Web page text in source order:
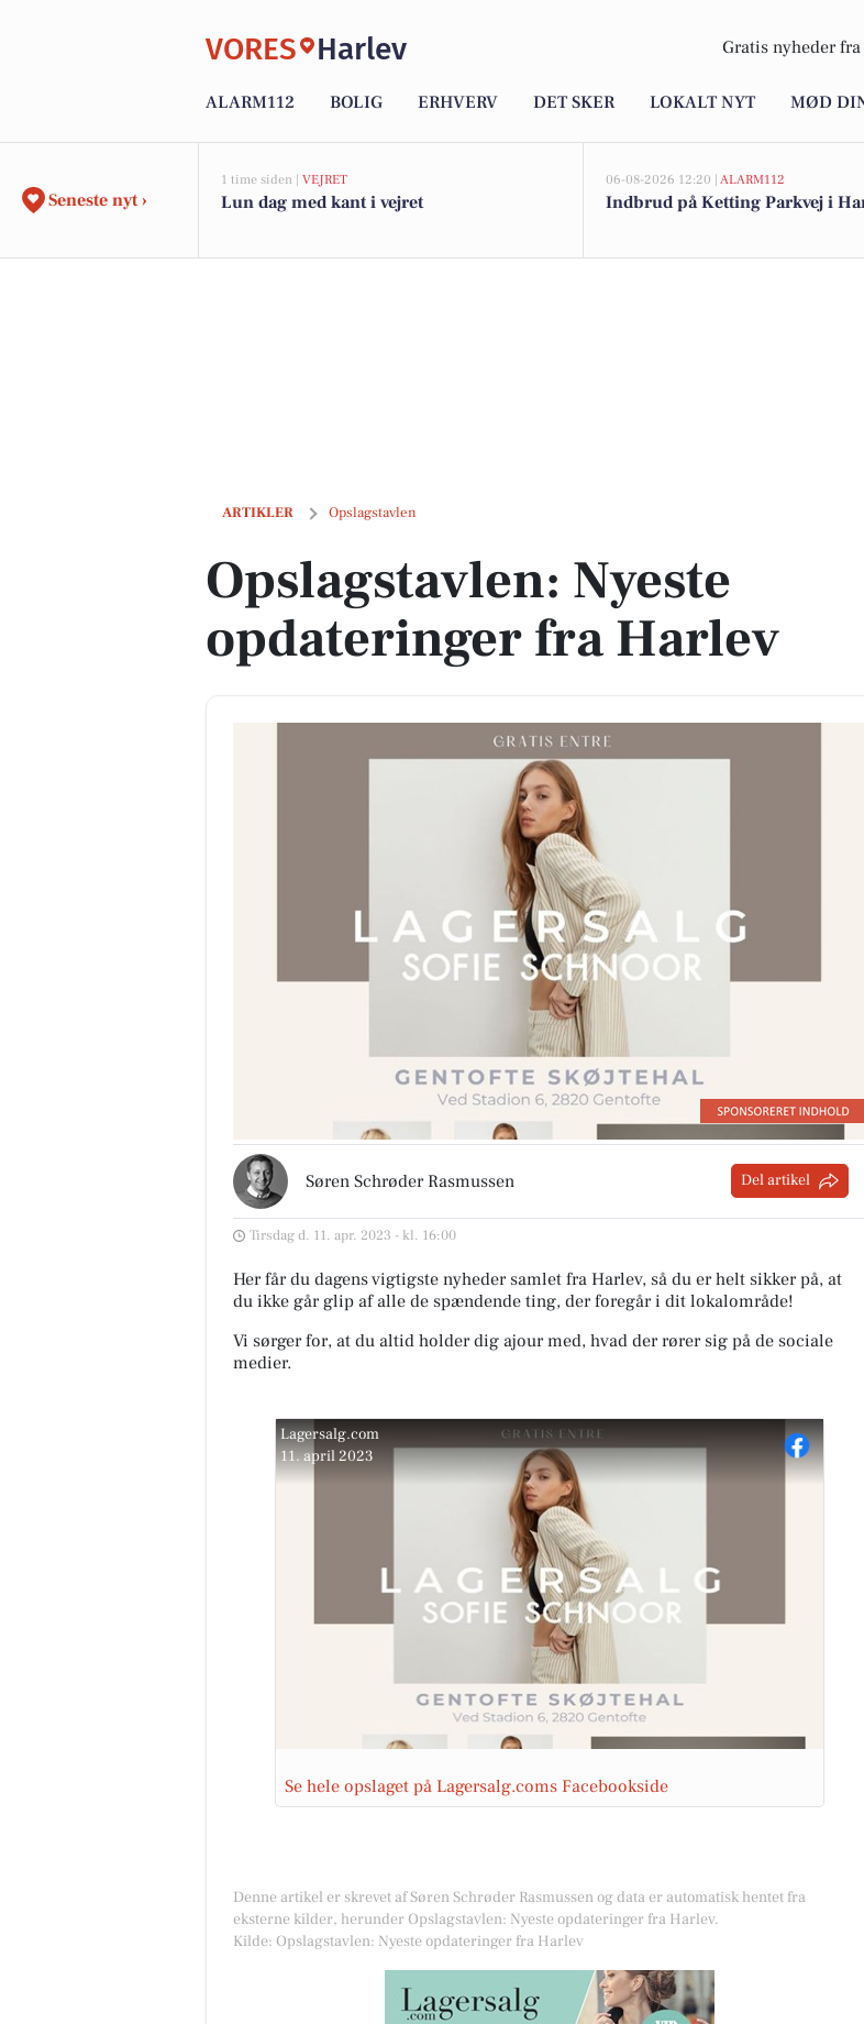
VORES Harlev Gratis nyheder fra
ALARM112 BOLIG ERHVERV DET SKER LOKALT NYT MØD
Seneste nyt ›
1 time siden | VEJRET
Lun dag med kant i vejret
06-08-2026 12:20 | ALARM112
Indbrud på Ketting Parkvej i
ARTIKLER Opslagstavlen
Opslagstavlen: Nyeste opdateringer fra Harlev
Opslagstavlen: Nyeste
opdateringer fra Harlev
Søren Schrøder Rasmussen Del artikel
Tirsdag d. 11. apr. 2023 - kl. 16:00
Her får du dagens vigtigste nyheder samlet fra Harlev, så du er helt sikker på, at
du ikke går glip af alle de spændende ting, der foregår i dit lokalområde!
Vi sørger for, at du altid holder dig ajour med, hvad der rører sig på de sociale
medier.
Lagersalg.com
11. april 2023
Se hele opslaget på Lagersalg.coms Facebookside
Denne artikel er skrevet af Søren Schrøder Rasmussen og data er automatisk hentet fra
eksterne kilder, herunder Opslagstavlen: Nyeste opdateringer fra Harlev.
Kilde: Opslagstavlen: Nyeste opdateringer fra Harlev